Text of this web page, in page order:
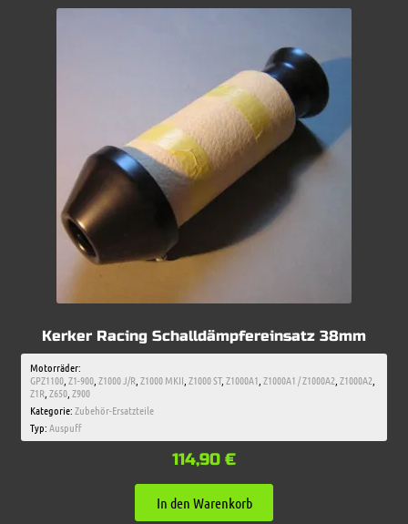
Kerker Racing Schalldämpfereinsatz 38mm
Motorräder:
GPZ1100, Z1-900, Z1000 J/R, Z1000 MKII Z1000 ST, Z1000A1 Z1000A1 / Z1000A2 Z1000A2
Z1R, Z650, Z900
Kategorie:Zubehör-Ersatzteile
Typ:Auspuff
114,90 €
In den Warenkorb